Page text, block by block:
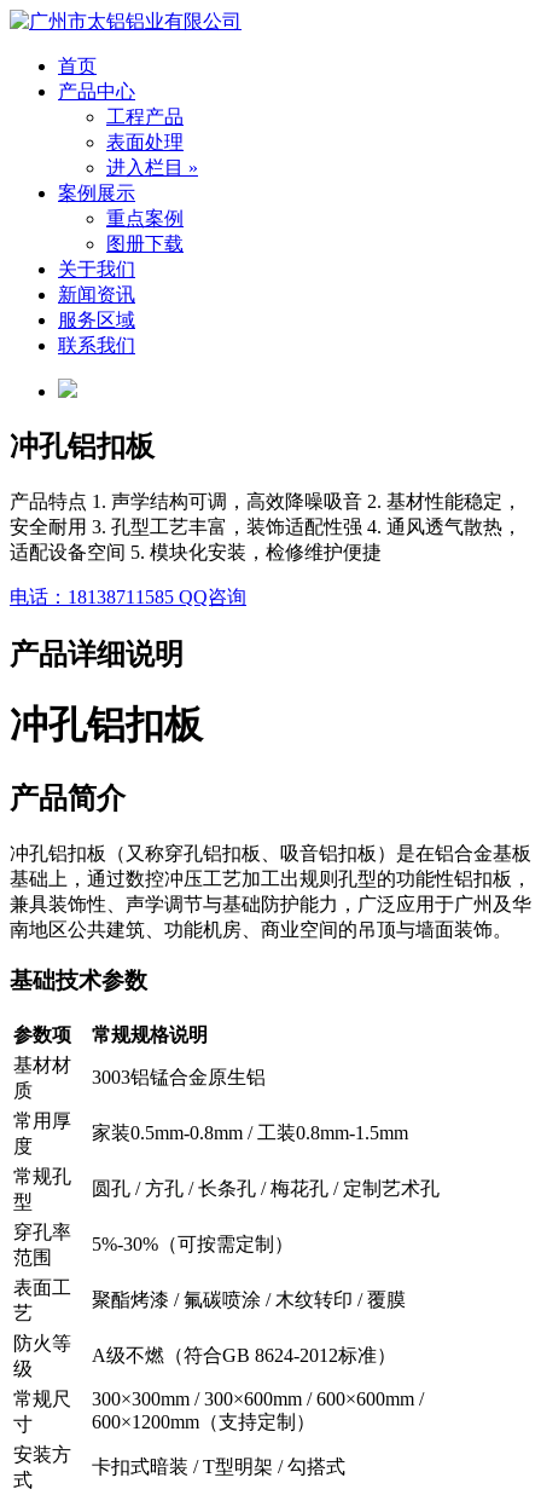
首页
产品中心
工程产品
表面处理
进入栏目 »
案例展示
重点案例
图册下载
关于我们
新闻资讯
服务区域
联系我们
冲孔铝扣板
产品特点 1. 声学结构可调，高效降噪吸音 2. 基材性能稳定，
安全耐用 3. 孔型工艺丰富，装饰适配性强 4. 通风透气散热，
适配设备空间 5. 模块化安装，检修维护便捷
电话：18138711585 QQ咨询
产品详细说明
冲孔铝扣板
产品简介
冲孔铝扣板（又称穿孔铝扣板、吸音铝扣板）是在铝合金基板
基础上，通过数控冲压工艺加工出规则孔型的功能性铝扣板，
兼具装饰性、声学调节与基础防护能力，广泛应用于广州及华
南地区公共建筑、功能机房、商业空间的吊顶与墙面装饰。
基础技术参数
参数项
常规规格说明
基材材
质
3003铝锰合金原生铝
常用厚
度
家装0.5mm-0.8mm / 工装0.8mm-1.5mm
常规孔
型
圆孔 / 方孔 / 长条孔 / 梅花孔 / 定制艺术孔
穿孔率
范围
5%-30%（可按需定制）
表面工
艺
聚酯烤漆 / 氟碳喷涂 / 木纹转印 / 覆膜
防火等
级
A级不燃（符合GB 8624-2012标准）
常规尺
寸
300×300mm / 300×600mm / 600×600mm /
600×1200mm（支持定制）
安装方
式
卡扣式暗装 / T型明架 / 勾搭式